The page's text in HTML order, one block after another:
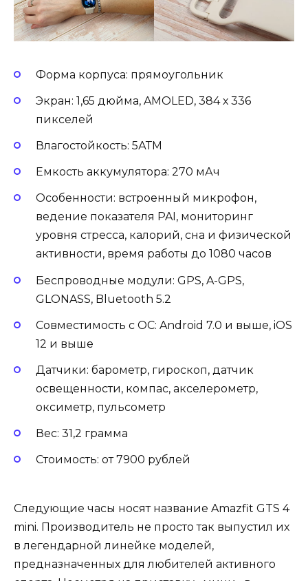
Форма корпуса: прямоугольник
Экран: 1,65 дюйма, AMOLED, 384 х 336
пикселей
Влагостойкость: 5АТМ
Емкость аккумулятора: 270 мАч
Особенности: встроенный микрофон,
ведение показателя PAI, мониторинг
уровня стресса, калорий, сна и физической
активности, время работы до 1080 часов
Беспроводные модули: GPS, A-GPS,
GLONASS, Bluetooth 5.2
Совместимость с ОС: Android 7.0 и выше, iOS
12 и выше
Датчики: барометр, гироскоп, датчик
освещенности, компас, акселерометр,
оксиметр, пульсометр
Вес: 31,2 грамма
Стоимость: от 7900 рублей
Следующие часы носят название Amazfit GTS 4
mini. Производитель не просто так выпустил их
в легендарной линейке моделей,
предназначенных для любителей активного